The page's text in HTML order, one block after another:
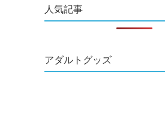
人気記事
アダルトグッズ